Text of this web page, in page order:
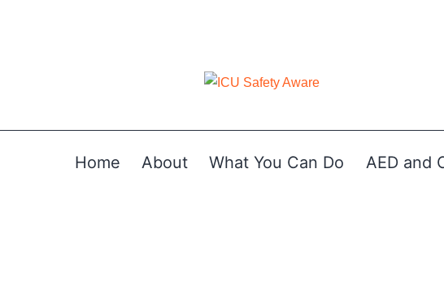
Home About What You Can Do AED and